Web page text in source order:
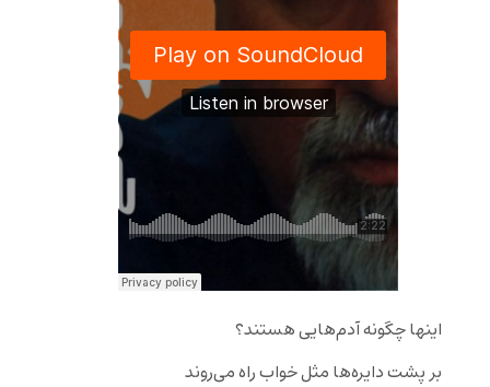
اینها چگونه آدم‌هایی هستند؟
بر پشت دایره‌ها مثل خواب راه می‌روند